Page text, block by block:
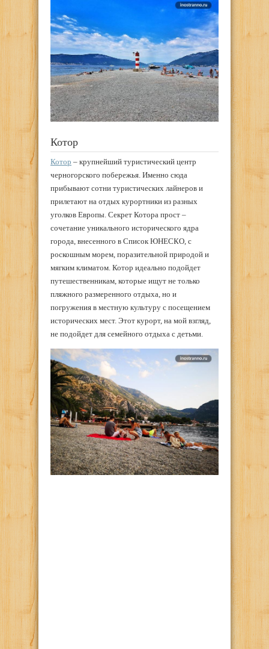
Котор
Котор – крупнейший туристический центр
черногорского побережья. Именно сюда
прибывают сотни туристических лайнеров и
прилетают на отдых курортники из разных
уголков Европы. Секрет Котора прост –
сочетание уникального исторического ядра
города, внесенного в Список ЮНЕСКО, с
роскошным морем, поразительной природой и
мягким климатом. Котор идеально подойдет
путешественникам, которые ищут не только
пляжного размеренного отдыха, но и
погружения в местную культуру с посещением
исторических мест. Этот курорт, на мой взгляд,
не подойдет для семейного отдыха с детьми.